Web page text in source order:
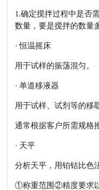
1.确定搅拌过程中是否
数量，要是搅拌的数量
· 恒温摇床
用于试样的振荡混匀。
· 单道移液器
用于试样、试剂等的移
通常根据客户所需规格
· 天平
分析天平，用铂钴比色
①称重范围②精度要求以